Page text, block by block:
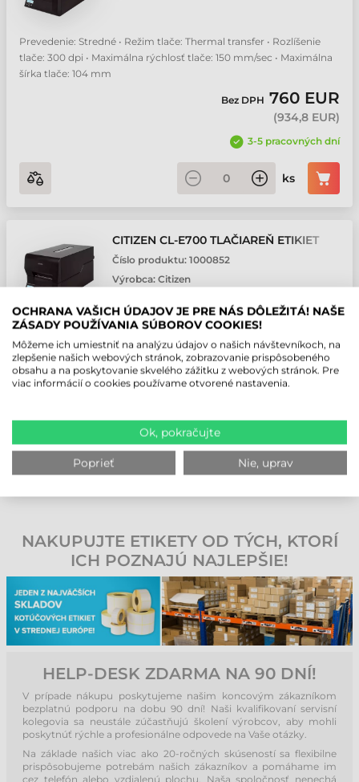
Prevedenie: Stredné • Režim tlače: Thermal transfer • Rozlíšenie
tlače: 300 dpi • Maximálna rýchlosť tlače: 150 mm/sec • Maximálna
šírka tlače: 104 mm
Bez DPH 760 EUR
(934,8 EUR)
3-5 pracovných dní
ks
CITIZEN CL-E700 TLAČIAREŇ ETIKIET
Číslo produktu: 1000852
Výrobca: Citizen
Prevedenie: Stredné • Režim tlače: Termo • Rozlíšenie tlače: 203 dpi
• Maximálna rýchlosť tlače: 200 mm/sec • Maximálna šírka tlače:
104 mm
Bez DPH625,2 EUR
ks
NAKUPUJTE ETIKETY OD TÝCH, KTORÍ
ICH POZNAJÚ NAJLEPŠIE!
HELP-DESK ZDARMA NA 90 DNÍ!
V prípade nákupu poskytujeme našim koncovým zákazníkom
bezplatnú podporu na dobu 90 dní! Naši kvalifikovaní servisní
kolegovia sa neustále zúčastňujú školení výrobcov, aby mohli
poskytnúť rýchle a profesionálne odpovede na Vaše otázky.
Na základe našich viac ako 20-ročných skúseností sa flexibilne
prispôsobujeme potrebám našich zákazníkov a pomáhame im
cez telefón alebo vzdialenú plochu. Naša spoločnosť nenechá
OCHRANA VAŠICH ÚDAJOV JE PRE NÁS DÔLEŽITÁ! NAŠE
ZÁSADY POUŽÍVANIA SÚBOROV COOKIES!
Môžeme ich umiestniť na analýzu údajov o našich návštevníkoch, na
zlepšenie našich webových stránok, zobrazovanie prispôsobeného
obsahu a na poskytovanie skvelého zážitku z webových stránok. Pre
viac informácií o cookies používame otvorené nastavenia.
Ok, pokračujte
Poprieť Nie, uprav